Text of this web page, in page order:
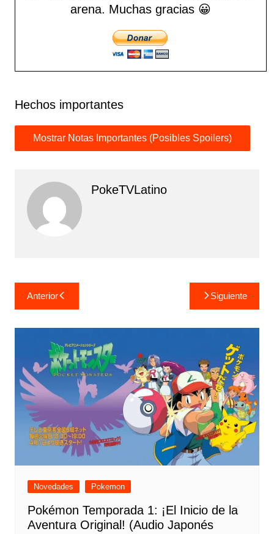
arena. Muchas gracias 😀
Hechos importantes
PokeTVLatino
Navegación
de
entradas
Siguiente
Anterior
Novedades Pokemon
Pokémon Temporada 1: ¡El Inicio de la
Aventura Original! (Audio Japonés